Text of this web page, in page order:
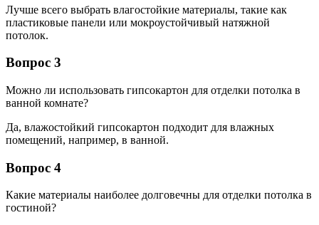
Лучше всего выбрать влагостойкие материалы, такие как
пластиковые панели или мокроустойчивый натяжной
потолок.
Вопрос 3
Можно ли использовать гипсокартон для отделки потолка в
ванной комнате?
Да, влажостойкий гипсокартон подходит для влажных
помещений, например, в ванной.
Вопрос 4
Какие материалы наиболее долговечны для отделки потолка в
гостиной?